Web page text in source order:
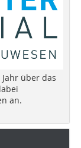
über das
an.